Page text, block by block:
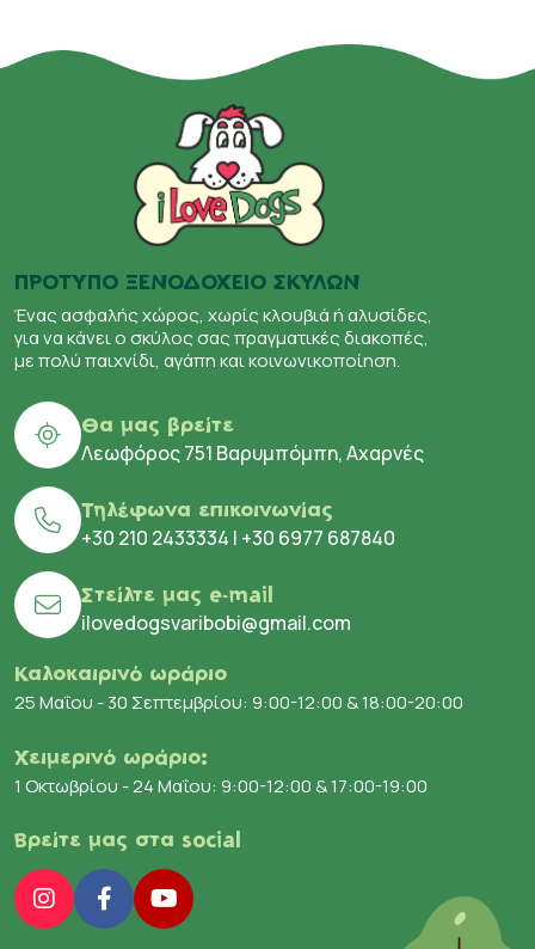
ΠΡΟΤΥΠΟ ΞΕΝΟΔΟΧΕΙΟ ΣΚΥΛΩΝ
Ένας ασφαλής χώρος, χωρίς κλουβιά ή αλυσίδες,
για να κάνει ο σκύλος σας πραγματικές διακοπές,
με πολύ παιχνίδι, αγάπη και κοινωνικοποίηση.
Θα μας βρείτε
Λεωφόρος 751 Βαρυμπόμπη, Αχαρνές
Τηλέφωνα επικοινωνίας
+30 210 2433334 | +30 6977 687840
Στείλτε μας e-mail
ilovedogsvaribobi@gmail.com
Καλοκαιρινό ωράριο
25 Μαΐου - 30 Σεπτεμβρίου: 9:00-12:00 & 18:00-20:00
Χειμερινό ωράριο:
1 Οκτωβρίου - 24 Μαΐου: 9:00-12:00 & 17:00-19:00
Βρείτε μας στα social